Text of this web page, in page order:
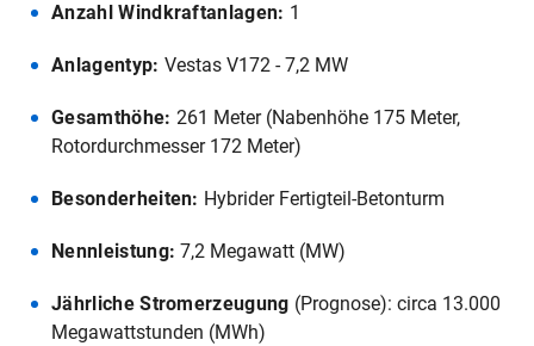
Anzahl Windkraftanlagen: 1
Anlagentyp: Vestas V172 - 7,2 MW
Gesamthöhe: 261 Meter (Nabenhöhe 175 Meter,
Rotordurchmesser 172 Meter)
Besonderheiten: Hybrider Fertigteil-Betonturm
Nennleistung:7,2 Megawatt (MW)
Jährliche Stromerzeugung (Prognose): circa 13.000
Megawattstunden (MWh)